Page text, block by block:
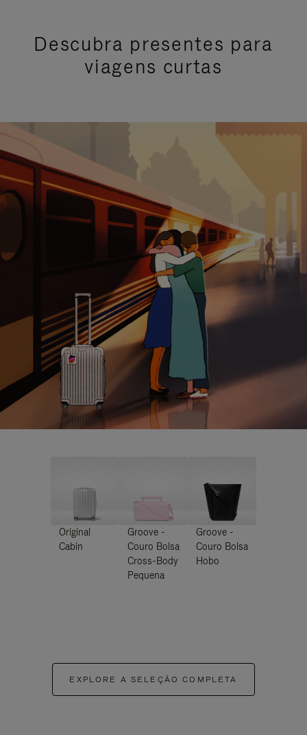
Descubra presentes para
viagens curtas
Original
Cabin
Groove -
Couro Bolsa
Cross-Body
Pequena
Groove -
Couro Bolsa
Hobo
EXPLORE A SELEÇÃO COMPLETA